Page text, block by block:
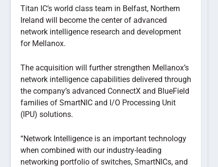
Titan IC’s world class team in Belfast, Northern
Ireland will become the center of advanced
network intelligence research and development
for Mellanox.
The acquisition will further strengthen Mellanox’s
network intelligence capabilities delivered through
the company’s advanced ConnectX and BlueField
families of SmartNIC and I/O Processing Unit
(IPU) solutions.
“Network Intelligence is an important technology
when combined with our industry-leading
networking portfolio of switches, SmartNICs, and